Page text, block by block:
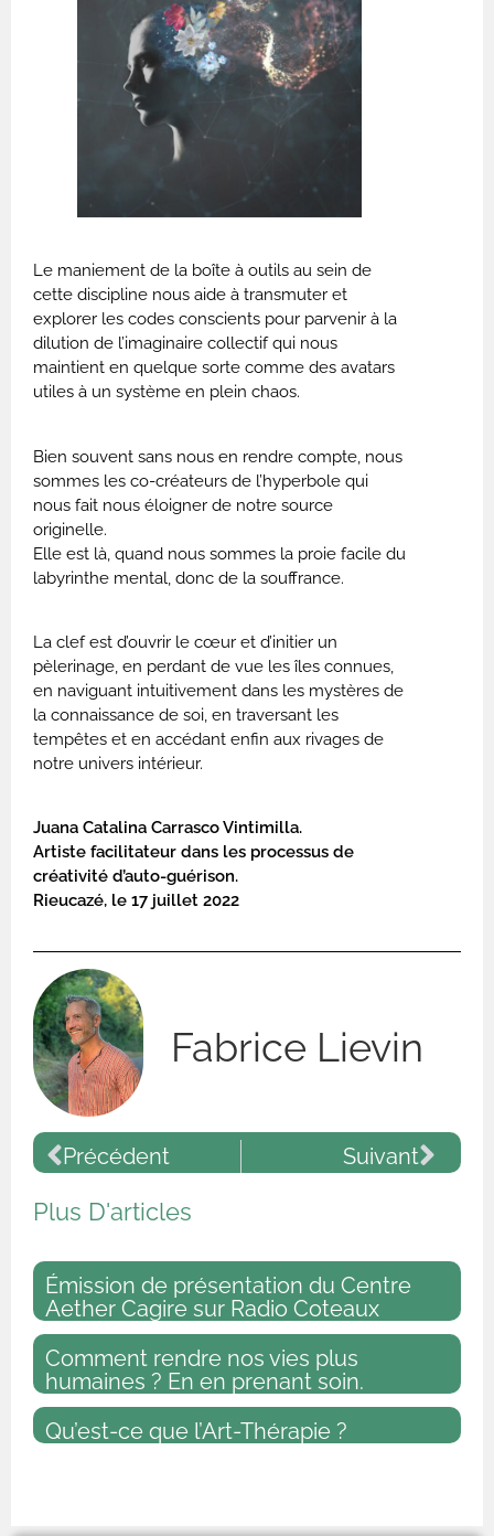
Le maniement de la boîte à outils au sein de
cette discipline nous aide à transmuter et
explorer les codes conscients pour parvenir à la
dilution de l’imaginaire collectif qui nous
maintient en quelque sorte comme des avatars
utiles à un système en plein chaos.
Bien souvent sans nous en rendre compte, nous
sommes les co-créateurs de l’hyperbole qui
nous fait nous éloigner de notre source
originelle.
Elle est là, quand nous sommes la proie facile du
labyrinthe mental, donc de la souffrance.
La clef est d’ouvrir le cœur et d’initier un
pèlerinage, en perdant de vue les îles connues,
en naviguant intuitivement dans les mystères de
la connaissance de soi, en traversant les
tempêtes et en accédant enfin aux rivages de
notre univers intérieur.
Juana Catalina Carrasco Vintimilla.
Artiste facilitateur dans les processus de
créativité d’auto-guérison.
Rieucazé, le 17 juillet 2022
Fabrice Lievin
Précédent Suivant
Plus D'articles
Émission de présentation du Centre
Aether Cagire sur Radio Coteaux
Comment rendre nos vies plus
humaines ? En en prenant soin.
Qu’est-ce que l’Art-Thérapie ?